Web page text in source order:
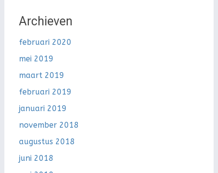
Archieven
februari 2020
mei 2019
maart 2019
februari 2019
januari 2019
november 2018
augustus 2018
juni 2018